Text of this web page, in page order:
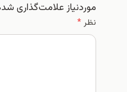
علامت‌گذاری شده‌اند*